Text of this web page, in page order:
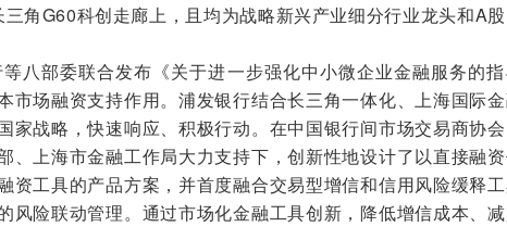
角G60科创走廊上，且均为战略新兴产业细分行业龙头和A
部委联合发布《关于进一步强化中小微企业金融服务的
市场融资支持作用。浦发银行结合长三角一体化、上海国际
家战略，快速响应、积极行动。在中国银行间市场交易商协
、上海市金融工作局大力支持下，创新性地设计了以直接融
资工具的产品方案，并首度融合交易型增信和信用风险缓释工
风险联动管理。通过市场化金融工具创新，降低增信成本、